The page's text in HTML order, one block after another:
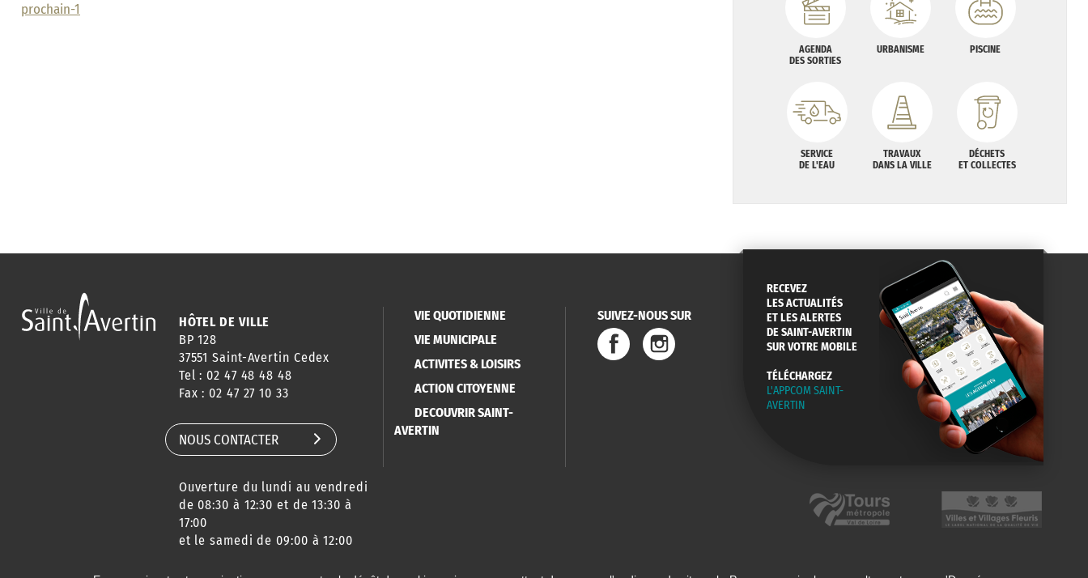
prochain-1
AGENDA
DES SORTIES
URBANISME PISCINE
SERVICE
DE L'EAU
TRAVAUX
DANS LA VILLE
DÉCHETS
ET COLLECTES
HÔTEL DE VILLE
BP 128
37551 Saint-Avertin Cedex
Tel : 02 47 48 48 48
Fax : 02 47 27 10 33
NOUS CONTACTER
Ouverture du lundi au vendredi
de 08:30 à 12:30 et de 13:30 à
17:00
et le samedi de 09:00 à 12:00
VIE QUOTIDIENNE
VIE MUNICIPALE
ACTIVITES & LOISIRS
ACTION CITOYENNE
DECOUVRIR SAINT-
AVERTIN
SUIVEZ-NOUS SUR
RECEVEZ
LES ACTUALITÉS
ET LES ALERTES
DE SAINT-AVERTIN
SUR VOTRE MOBILE
TÉLÉCHARGEZ
L'APPCOM SAINT-
AVERTIN